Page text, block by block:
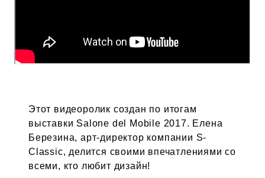
Этот видеоролик создан по итогам
выставки Salone del Mobile 2017. Елена
Березина, арт-директор компании S-
Classic, делится своими впечатлениями со
всеми, кто любит дизайн!